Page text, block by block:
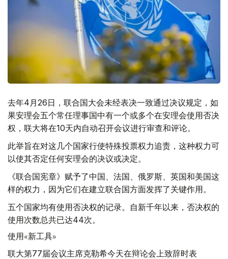
去年4月26日，联合国大会未经表决一致通过决议规定，如
果安理会五个常任理事国中有一个或多个在安理会使用否决
权，联大将在10天内自动召开会议进行审查和评论。
此举旨在对这几个国家行使特殊投票权力追责，这种权力可
以使其否定任何安理会的决议或决定。
《联合国宪章》赋予了中国、法国、俄罗斯、英国和美国这
样的权力，因为它们在建立联合国方面发挥了关键作用。
五个国家均有使用否决权的记录。自新千年以来，否决权的
使用次数总共已达44次。
使用«新工具»
联大第77届会议主席克勒希今天在辩论会上致辞时表